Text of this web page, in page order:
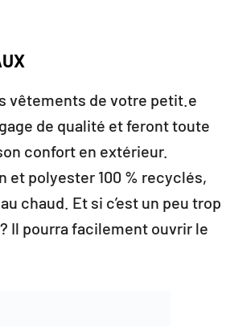
vêtements de votre petit.e
de qualité et feront toute
confort en extérieur.
et polyester 100 % recyclés,
chaud. Et si c’est un peu trop
Il pourra facilement ouvrir le